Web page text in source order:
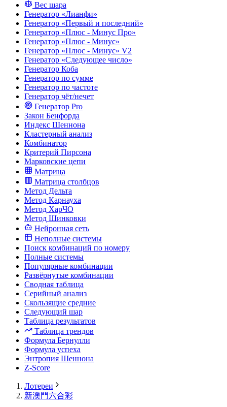
Вес шара
Генератор «Лианфи»
Генератор «Первый и последний»
Генератор «Плюс - Минус Про»
Генератор «Плюс - Минус»
Генератор «Плюс - Минус» V2
Генератор «Следующее число»
Генератор Коба
Генератор по сумме
Генератор по частоте
Генератор чёт/нечет
Генератор Pro
Закон Бенфорда
Индекс Шеннона
Кластерный анализ
Комбинатор
Критерий Пирсона
Марковские цепи
Матрица
Матрица столбцов
Метод Дельта
Метод Карнауха
Метод ХарЧО
Метод Шинковки
Нейронная сеть
Неполные системы
Поиск комбинаций по номеру
Полные системы
Популярные комбинации
Развёрнутые комбинации
Сводная таблица
Серийный анализ
Скользящие средние
Следующий шар
Таблица результатов
Таблица трендов
Формула Бернулли
Формула успеха
Энтропия Шеннона
Z-Score
Лотереи
新澳門六合彩